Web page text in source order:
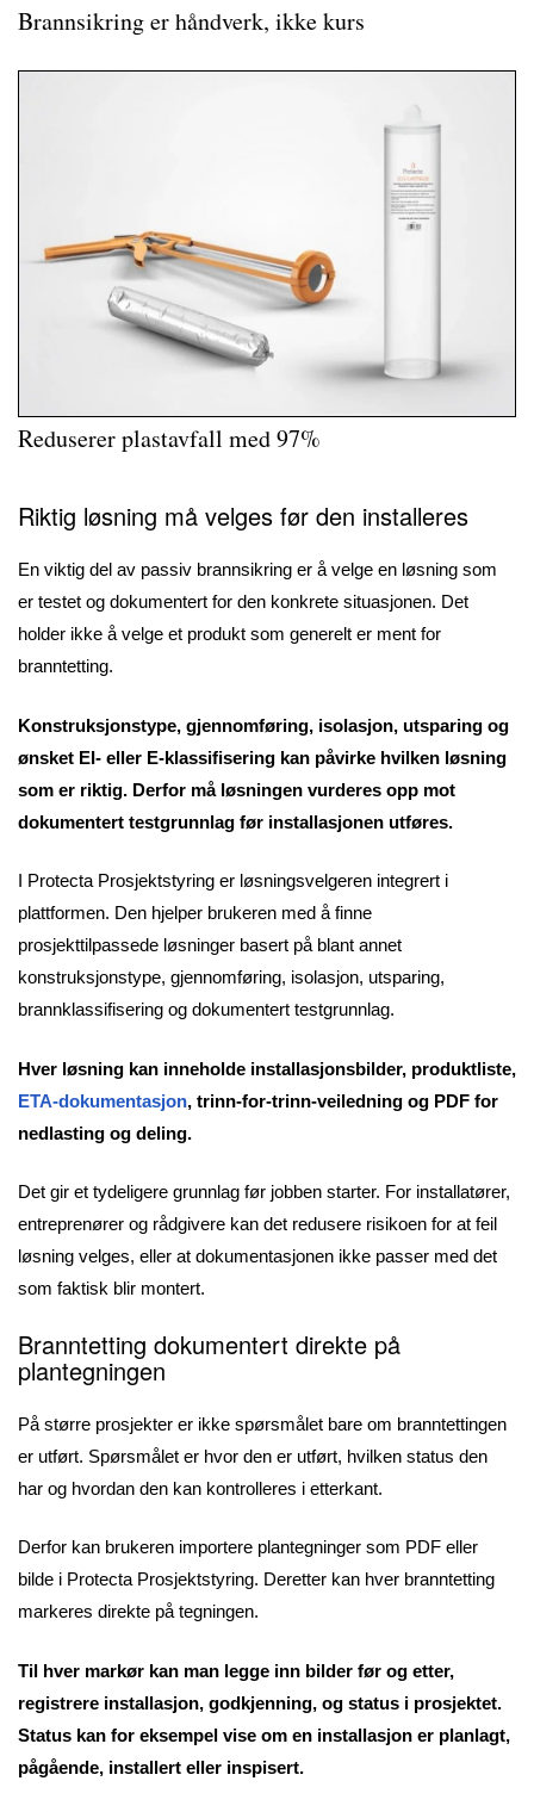
Brannsikring er håndverk, ikke kurs
Reduserer plastavfall med 97%
Riktig løsning må velges før den installeres
En viktig del av passiv brannsikring er å velge en løsning som
er testet og dokumentert for den konkrete situasjonen. Det
holder ikke å velge et produkt som generelt er ment for
branntetting.
Konstruksjonstype, gjennomføring, isolasjon, utsparing og
ønsket EI- eller E-klassifisering kan påvirke hvilken løsning
som er riktig. Derfor må løsningen vurderes opp mot
dokumentert testgrunnlag før installasjonen utføres.
I Protecta Prosjektstyring er løsningsvelgeren integrert i
plattformen. Den hjelper brukeren med å finne
prosjekttilpassede løsninger basert på blant annet
konstruksjonstype, gjennomføring, isolasjon, utsparing,
brannklassifisering og dokumentert testgrunnlag.
Hver løsning kan inneholde installasjonsbilder, produktliste,
ETA-dokumentasjon, trinn-for-trinn-veiledning og PDF for
nedlasting og deling.
Det gir et tydeligere grunnlag før jobben starter. For installatører,
entreprenører og rådgivere kan det redusere risikoen for at feil
løsning velges, eller at dokumentasjonen ikke passer med det
som faktisk blir montert.
Branntetting dokumentert direkte på
plantegningen
På større prosjekter er ikke spørsmålet bare om branntettingen
er utført. Spørsmålet er hvor den er utført, hvilken status den
har og hvordan den kan kontrolleres i etterkant.
Derfor kan brukeren importere plantegninger som PDF eller
bilde i Protecta Prosjektstyring. Deretter kan hver branntetting
markeres direkte på tegningen.
Til hver markør kan man legge inn bilder før og etter,
registrere installasjon, godkjenning, og status i prosjektet.
Status kan for eksempel vise om en installasjon er planlagt,
pågående, installert eller inspisert.